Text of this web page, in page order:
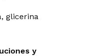
glicerina
y